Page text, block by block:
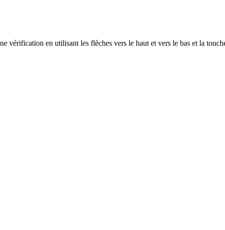
vérification en utilisant les flèches vers le haut et vers le bas et la